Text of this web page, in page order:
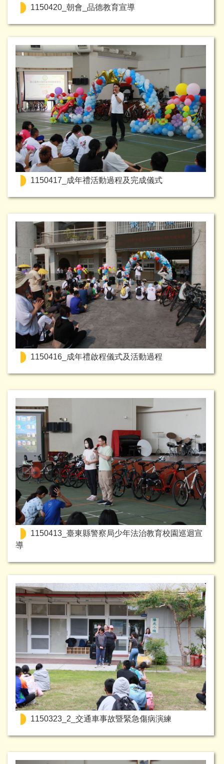
1150420_朝會_品德教育宣導
1150417_成年禮活動過程及完成儀式
1150416_成年禮啟程儀式及活動過程
1150413_臺東縣警察局少年法治教育校園巡迴宣
導
1150323_2_交通車事故暨緊急傷病演練